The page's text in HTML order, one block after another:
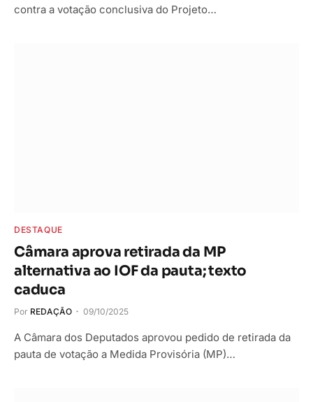
contra a votação conclusiva do Projeto…
DESTAQUE
Câmara aprova retirada da MP
alternativa ao IOF da pauta; texto
caduca
Por REDAÇÃO 09/10/2025
A Câmara dos Deputados aprovou pedido de retirada da
pauta de votação a Medida Provisória (MP)…